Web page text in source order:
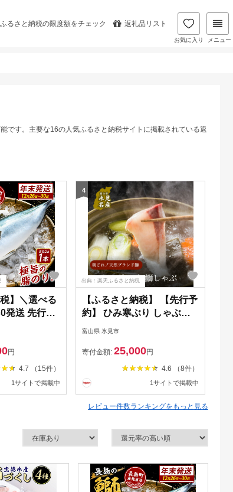
ふるさと納税の限度額をチェック 返礼品リスト
お気に入り メニュー
です。主要な16の人気ふるさと納税サイトに掲載されている返
】＼選べる
発送 先行予
予約 産地
産品 ブラン
さと納税 ぶ
ゃぶ ぶり大
円
4.7 （15件）
1サイトで掲載中
4
出典：楽天ふるさと納税
【ふるさと納税】 【先行予
約】 ひみ寒ぶり しゃぶし
ゃぶ用 ※配送地域限定 期
魚介類 寒ぶり ぶり ブリ 鰤
富山県 氷見市
寄付金額: 25,000円
4.6 （8件）
1サイトで掲載中
レビュー件数ランキングをもっと見る